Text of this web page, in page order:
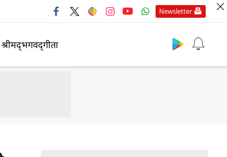
Newsletter
श्रीमद्‍भगवद्‍गीता